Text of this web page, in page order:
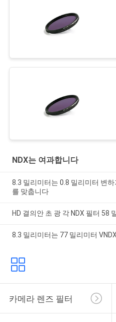
NDX는 여과합니다
8.3 밀리미터는 0.8 밀리미터 변
를 맞춥니다
HD 결의안 초 광 각 NDX 필터 58
8.3 밀리미터는 77 밀리미터
카메라 렌즈 필터